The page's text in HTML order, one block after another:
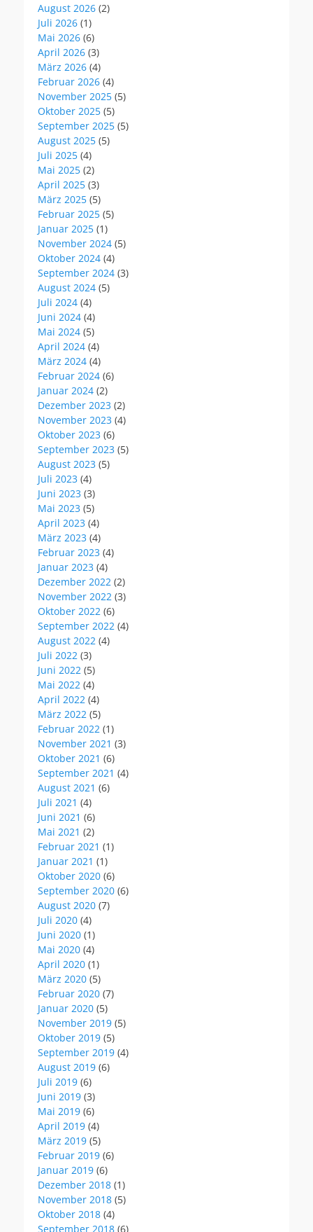
August 2026 (2)
Juli 2026 (1)
Mai 2026 (6)
April 2026 (3)
März 2026 (4)
Februar 2026 (4)
November 2025 (5)
Oktober 2025 (5)
September 2025 (5)
August 2025 (5)
Juli 2025 (4)
Mai 2025 (2)
April 2025 (3)
März 2025 (5)
Februar 2025 (5)
Januar 2025 (1)
November 2024 (5)
Oktober 2024 (4)
September 2024 (3)
August 2024 (5)
Juli 2024 (4)
Juni 2024 (4)
Mai 2024 (5)
April 2024 (4)
März 2024 (4)
Februar 2024 (6)
Januar 2024 (2)
Dezember 2023 (2)
November 2023 (4)
Oktober 2023 (6)
September 2023 (5)
August 2023 (5)
Juli 2023 (4)
Juni 2023 (3)
Mai 2023 (5)
April 2023 (4)
März 2023 (4)
Februar 2023 (4)
Januar 2023 (4)
Dezember 2022 (2)
November 2022 (3)
Oktober 2022 (6)
September 2022 (4)
August 2022 (4)
Juli 2022 (3)
Juni 2022 (5)
Mai 2022 (4)
April 2022 (4)
März 2022 (5)
Februar 2022 (1)
November 2021 (3)
Oktober 2021 (6)
September 2021 (4)
August 2021 (6)
Juli 2021 (4)
Juni 2021 (6)
Mai 2021 (2)
Februar 2021 (1)
Januar 2021 (1)
Oktober 2020 (6)
September 2020 (6)
August 2020 (7)
Juli 2020 (4)
Juni 2020 (1)
Mai 2020 (4)
April 2020 (1)
März 2020 (5)
Februar 2020 (7)
Januar 2020 (5)
November 2019 (5)
Oktober 2019 (5)
September 2019 (4)
August 2019 (6)
Juli 2019 (6)
Juni 2019 (3)
Mai 2019 (6)
April 2019 (4)
März 2019 (5)
Februar 2019 (6)
Januar 2019 (6)
Dezember 2018 (1)
November 2018 (5)
Oktober 2018 (4)
September 2018 (6)